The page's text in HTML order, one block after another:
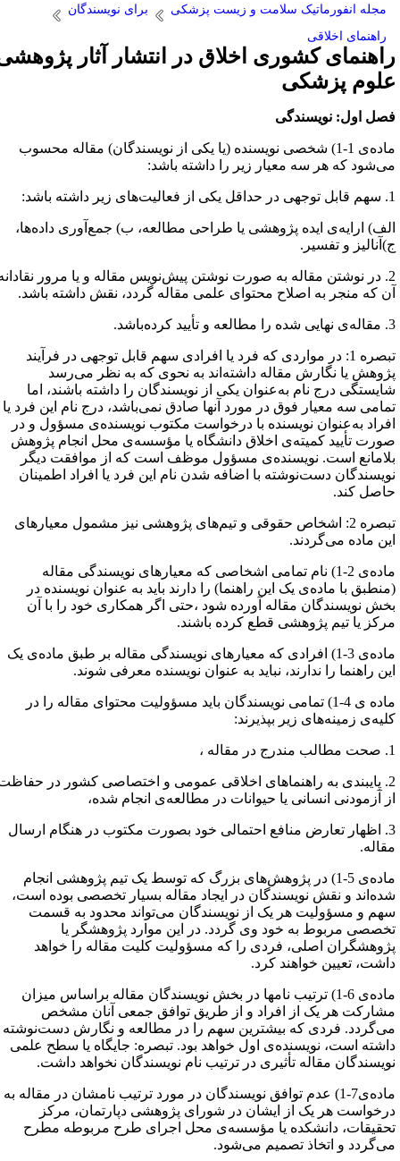
مجله انفورماتیک سلامت و زیست پزشکی
برای نویسندگان
راهنمای اخلاقی
کشوری اخلاق در انتشار آثار پژوهشی
پزشکی
اول: نویسندگی
ماده‌ی 1-1) شخصی نویسنده (یا یکی از نویسندگان) مقاله محسوب
که هر سه معیار زیر را داشته باشد:
ارایه‌ی ایده پژوهشی یا طراحی مطالعه، ب) جمع‌آوری داده‌ها،
و تفسیر.
2. در نوشتن مقاله به صورت نوشتن پیش‌نویس مقاله و یا مرور نقادانه
که منجر به اصلاح محتوای علمی مقاله گردد، نقش داشته باشد.
تبصره 1:‌ در مواردی که فرد یا افرادی سهم قابل توجهی در فرآیند
یا نگارش مقاله داشته‌اند به نحوی که به نظر می‌رسد
درج نام به‌عنوان یکی از نویسندگان را داشته باشند، اما
سه معیار فوق در مورد آنها صادق نمی‌باشد، درج نام این فرد یا
به‌عنوان نویسنده با درخواست مکتوب نویسنده‌ی مسؤول و در
تأیید کمیته‌ی اخلاق دانشگاه یا مؤسسه‌ی محل انجام پژوهش
است. نویسنده‌ی مسؤول موظف است که از موافقت دیگر
دست‌نوشته با اضافه شدن نام این فرد یا افراد اطمینان
کند.
تبصره 2:‌ اشخاص حقوقی و تیم‌‌های پژوهشی نیز مشمول معیارهای
ماده می‌گردند.
ماده‌ی 2-1) نام تمامی اشخاصی که معیارهای نویسندگی مقاله
با ماده‌ی یک این راهنما) را دارند باید به عنوان نویسنده در
نویسندگان مقاله آورده شود ،حتی اگر همکاری خود را با آن
یا تیم پژوهشی قطع کرده باشند.
ماده‌ی 3-1) افرادی که معیارهای نویسندگی مقاله بر طبق ماده‌‌ی یک
راهنما را ندارند، نباید به عنوان نویسنده معرفی شوند.
ماده ی 4-1) تمامی نویسندگان باید مسؤولیت محتوای مقاله را در
زمینه‌های زیر بپذیرند:
2. پایبندی به راهنماهای اخلاقی عمومی و اختصاصی کشور در حفاظت
آزمودنی انسانی یا حیوانات در مطالعه‌ی انجام شده،
3. اظهار تعارض منافع احتمالی خود بصورت مکتوب در هنگام ارسال
ماده‌ی 5-1) در پژوهش‌های بزرگ که توسط یک تیم پژوهشی انجام
و نقش نویسندگان در ایجاد مقاله بسیار تخصصی بوده است،
و مسؤولیت هر یک از نویسندگان می‌تواند محدود به قسمت
مربوط به خود وی گردد. در این موارد پژوهشگر یا
اصلی، فردی را که مسؤولیت کلیت مقاله را خواهد
تعیین خواهند کرد.
ماده‌ی 6-1) ترتیب نامها در بخش نویسندگان مقاله براساس میزان
هر یک از افراد و از طریق توافق جمعی آنان مشخص
فردی که بیشترین سهم را در مطالعه و نگارش دست‌نوشته
است، نویسنده‌ی اول خواهد بود. تبصره: جایگاه یا سطح علمی
مقاله تأثیری در ترتیب نام نویسندگان نخواهد داشت.
ماده‌ی7-1) عدم توافق نویسندگان در مورد ترتیب نامشان در مقاله به
هر یک از ایشان در شورای پژوهشی دپارتمان، مرکز
دانشکده یا مؤسسه‌ی محل اجرای طرح مربوطه مطرح
و اتخاذ تصمیم می‌شود.